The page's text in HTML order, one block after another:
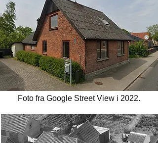
Foto fra Google Street View i 2022.